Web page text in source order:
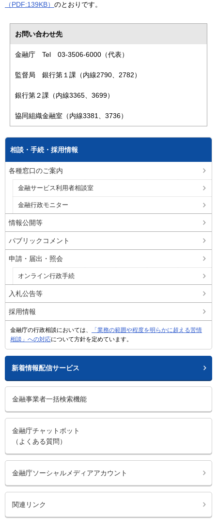
（PDF:139KB） のとおりです。
お問い合わせ先
金融庁 Tel 03-3506-6000（代表）
監督局 銀行第１課（内線2790、2782）
銀行第２課（内線3365、3699）
協同組織金融室（内線3381、3736）
相談・手続・採用情報
各種窓口のご案内
金融サービス利用者相談室
金融行政モニター
情報公開等
パブリックコメント
申請・届出・照会
オンライン行政手続
入札公告等
採用情報
金融庁の行政相談においては、
「業務の範囲や程度を明らかに超える苦情
相談」への対応について方針を定めています。
新着情報配信サービス
金融事業者一括検索機能
金融庁チャットボット
（よくある質問）
金融庁ソーシャルメディアアカウント
関連リンク